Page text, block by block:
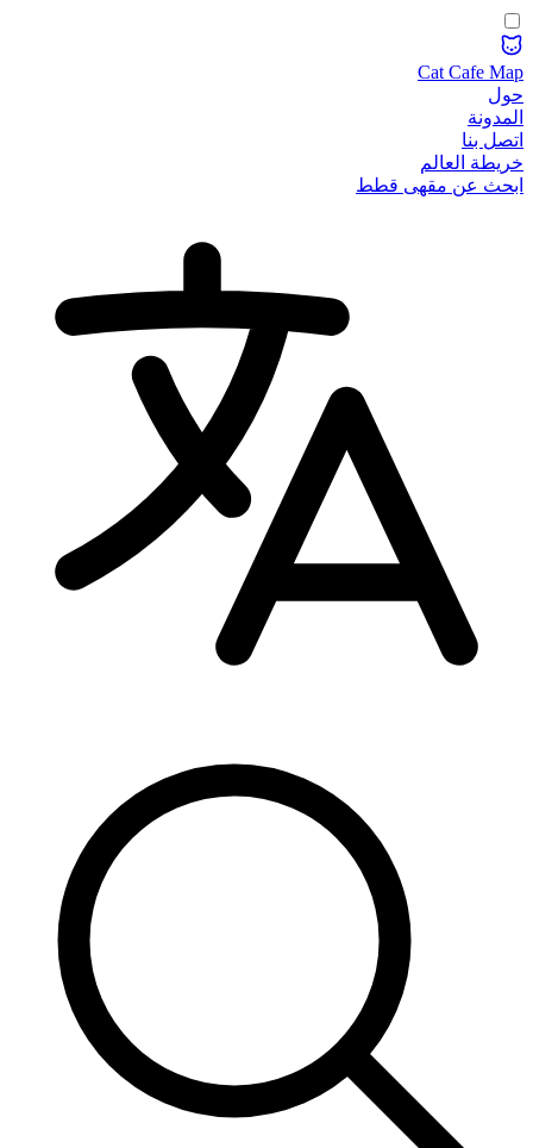
Cat Cafe Map
حول
المدونة
اتصل بنا
خريطة العالم
ابحث عن مقهى قطط